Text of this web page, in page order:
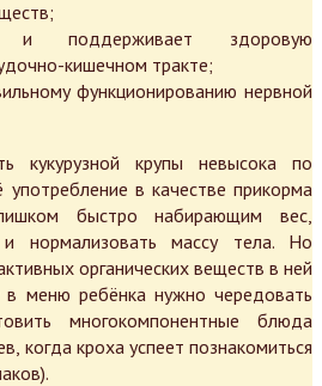
и поддерживает здоровую
кишечном тракте;
функционированию нервной
кукурузной крупы невысока по
в качестве прикорма
быстро набирающим вес,
нормализовать массу тела. Но
органических веществ в ней
меню ребёнка нужно чередовать
многокомпонентные блюда
когда кроха успеет познакомиться